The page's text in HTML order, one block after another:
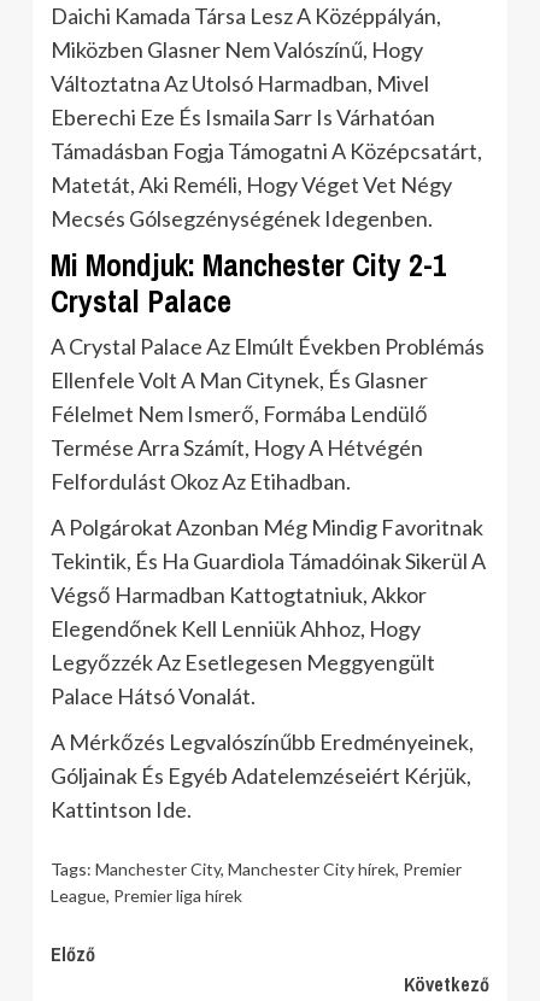
Daichi Kamada Társa Lesz A Középpályán,
Miközben Glasner Nem Valószínű, Hogy
Változtatna Az Utolsó Harmadban, Mivel
Eberechi Eze És Ismaila Sarr Is Várhatóan
Támadásban Fogja Támogatni A Középcsatárt,
Matetát, Aki Reméli, Hogy Véget Vet Négy
Mecsés Gólsegzénységének Idegenben.
Mi Mondjuk: Manchester City 2-1
Crystal Palace
A Crystal Palace Az Elmúlt Években Problémás
Ellenfele Volt A Man Citynek, És Glasner
Félelmet Nem Ismerő, Formába Lendülő
Termése Arra Számít, Hogy A Hétvégén
Felfordulást Okoz Az Etihadban.
A Polgárokat Azonban Még Mindig Favoritnak
Tekintik, És Ha Guardiola Támadóinak Sikerül A
Végső Harmadban Kattogtatniuk, Akkor
Elegendőnek Kell Lenniük Ahhoz, Hogy
Legyőzzék Az Esetlegesen Meggyengült
Palace Hátsó Vonalát.
A Mérkőzés Legvalószínűbb Eredményeinek,
Góljainak És Egyéb Adatelemzéseiért Kérjük,
Kattintson Ide.
Tags: Manchester City, Manchester City hírek, Premier
League, Premier liga hírek
Continue
Előző
Következő